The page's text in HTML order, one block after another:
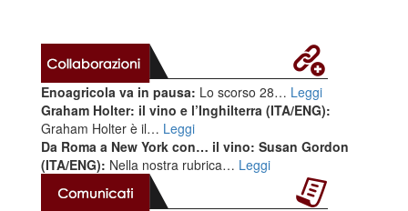
Enoagricola va in pausa: Lo scorso 28… Leggi
Graham Holter: il vino e l’Inghilterra (ITA/ENG):
Graham Holter è il… Leggi
Da Roma a New York con… il vino: Susan Gordon
(ITA/ENG): Nella nostra rubrica… Leggi